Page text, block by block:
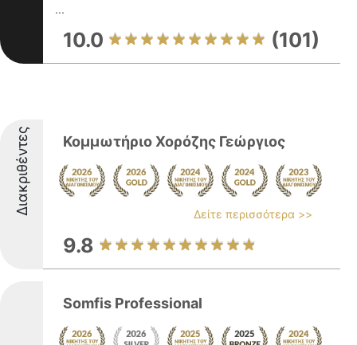
...
10.0 (101)
Διακριθέντες Κομμωτήριο Χορόζης Γεώργιος
Δείτε περισσότερα >>
9.8
Somfis Professional